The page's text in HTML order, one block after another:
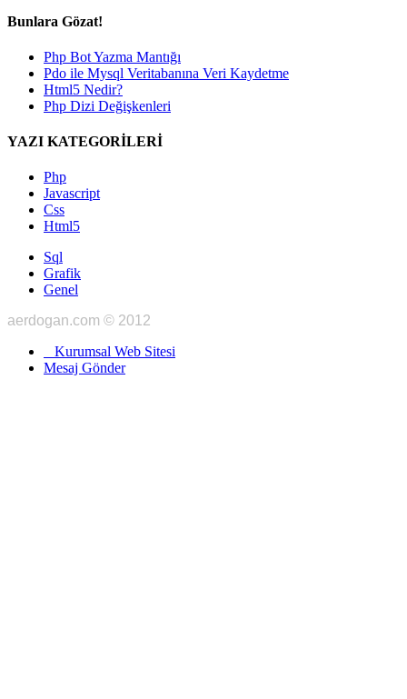
Bunlara Gözat!
Php Bot Yazma Mantığı
Pdo ile Mysql Veritabanına Veri Kaydetme
Html5 Nedir?
Php Dizi Değişkenleri
YAZI KATEGORİLERİ
Php
Javascript
Css
Html5
Sql
Grafik
Genel
aerdogan.com © 2012
Kurumsal Web Sitesi
Mesaj Gönder